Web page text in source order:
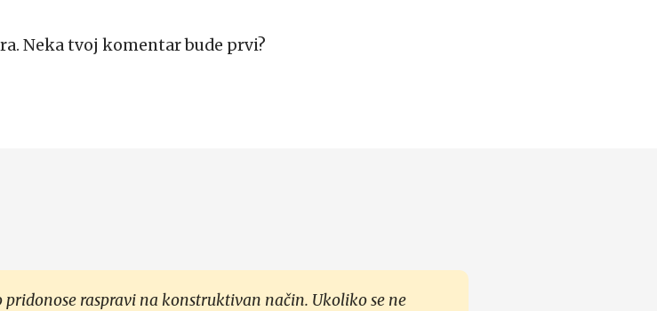
Neka tvoj komentar bude prvi?
raspravi na konstruktivan način. Ukoliko se ne